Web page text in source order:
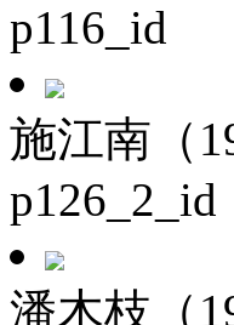
p116_id
施江南（
p126_2_id
潘木枝（